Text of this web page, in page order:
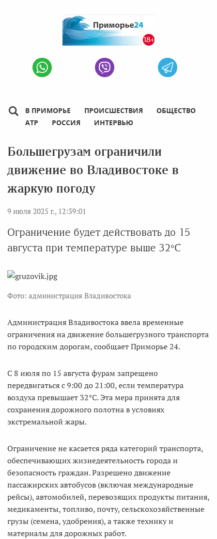
В ПРИМОРЬЕ ПРОИСШЕСТВИЯ
ОБЩЕСТВО
АТР
РОССИЯ ИНТЕРВЬЮ
Большегрузам ограничили
движение во Владивостоке в
жаркую погоду
9 июля 2025 г., 12:39:01
Ограничение будет действовать до 15
августа при температуре выше 32°С
Фото: администрация Владивостока
Администрация Владивостока ввела временные
ограничения на движение большегрузного транспорта
по городским дорогам, сообщает Приморье 24.
С 8 июля по 15 августа фурам запрещено
передвигаться с 9:00 до 21:00, если температура
воздуха превышает 32°С. Эта мера принята для
сохранения дорожного полотна в условиях
экстремальной жары.
Ограничение не касается ряда категорий транспорта,
обеспечивающих жизнедеятельность города и
безопасность граждан. Разрешено движение
пассажирских автобусов (включая международные
рейсы), автомобилей, перевозящих продукты питания,
медикаменты, топливо, почту, сельскохозяйственные
грузы (семена, удобрения), а также технику и
материалы для дорожных работ.